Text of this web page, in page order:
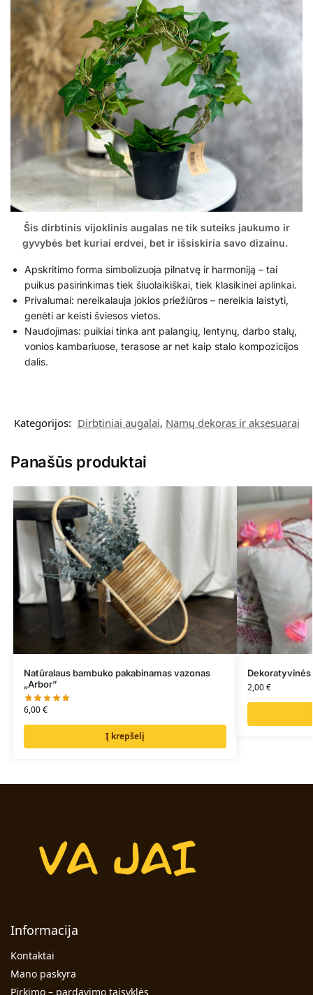
Šis dirbtinis vijoklinis augalas ne tik suteiks jaukumo ir
gyvybės bet kuriai erdvei, bet ir išsiskiria savo dizainu.
Apskritimo forma simbolizuoja pilnatvę ir harmoniją – tai
puikus pasirinkimas tiek šiuolaikiškai, tiek klasikinei aplinkai.
Privalumai: nereikalauja jokios priežiūros – nereikia laistyti,
genėti ar keisti šviesos vietos.
Naudojimas: puikiai tinka ant palangių, lentynų, darbo stalų,
vonios kambariuose, terasose ar net kaip stalo kompozicijos
dalis.
Kategorijos: Dirbtiniai augalai, Namų dekoras ir aksesuarai
Panašūs produktai
Natūralaus bambuko pakabinamas vazonas
„Arbor”
6,00€
Į krepšelį
Dekoratyvinės
2,00€
Informacija
Kontaktai
Mano paskyra
Pirkimo – pardavimo taisyklės